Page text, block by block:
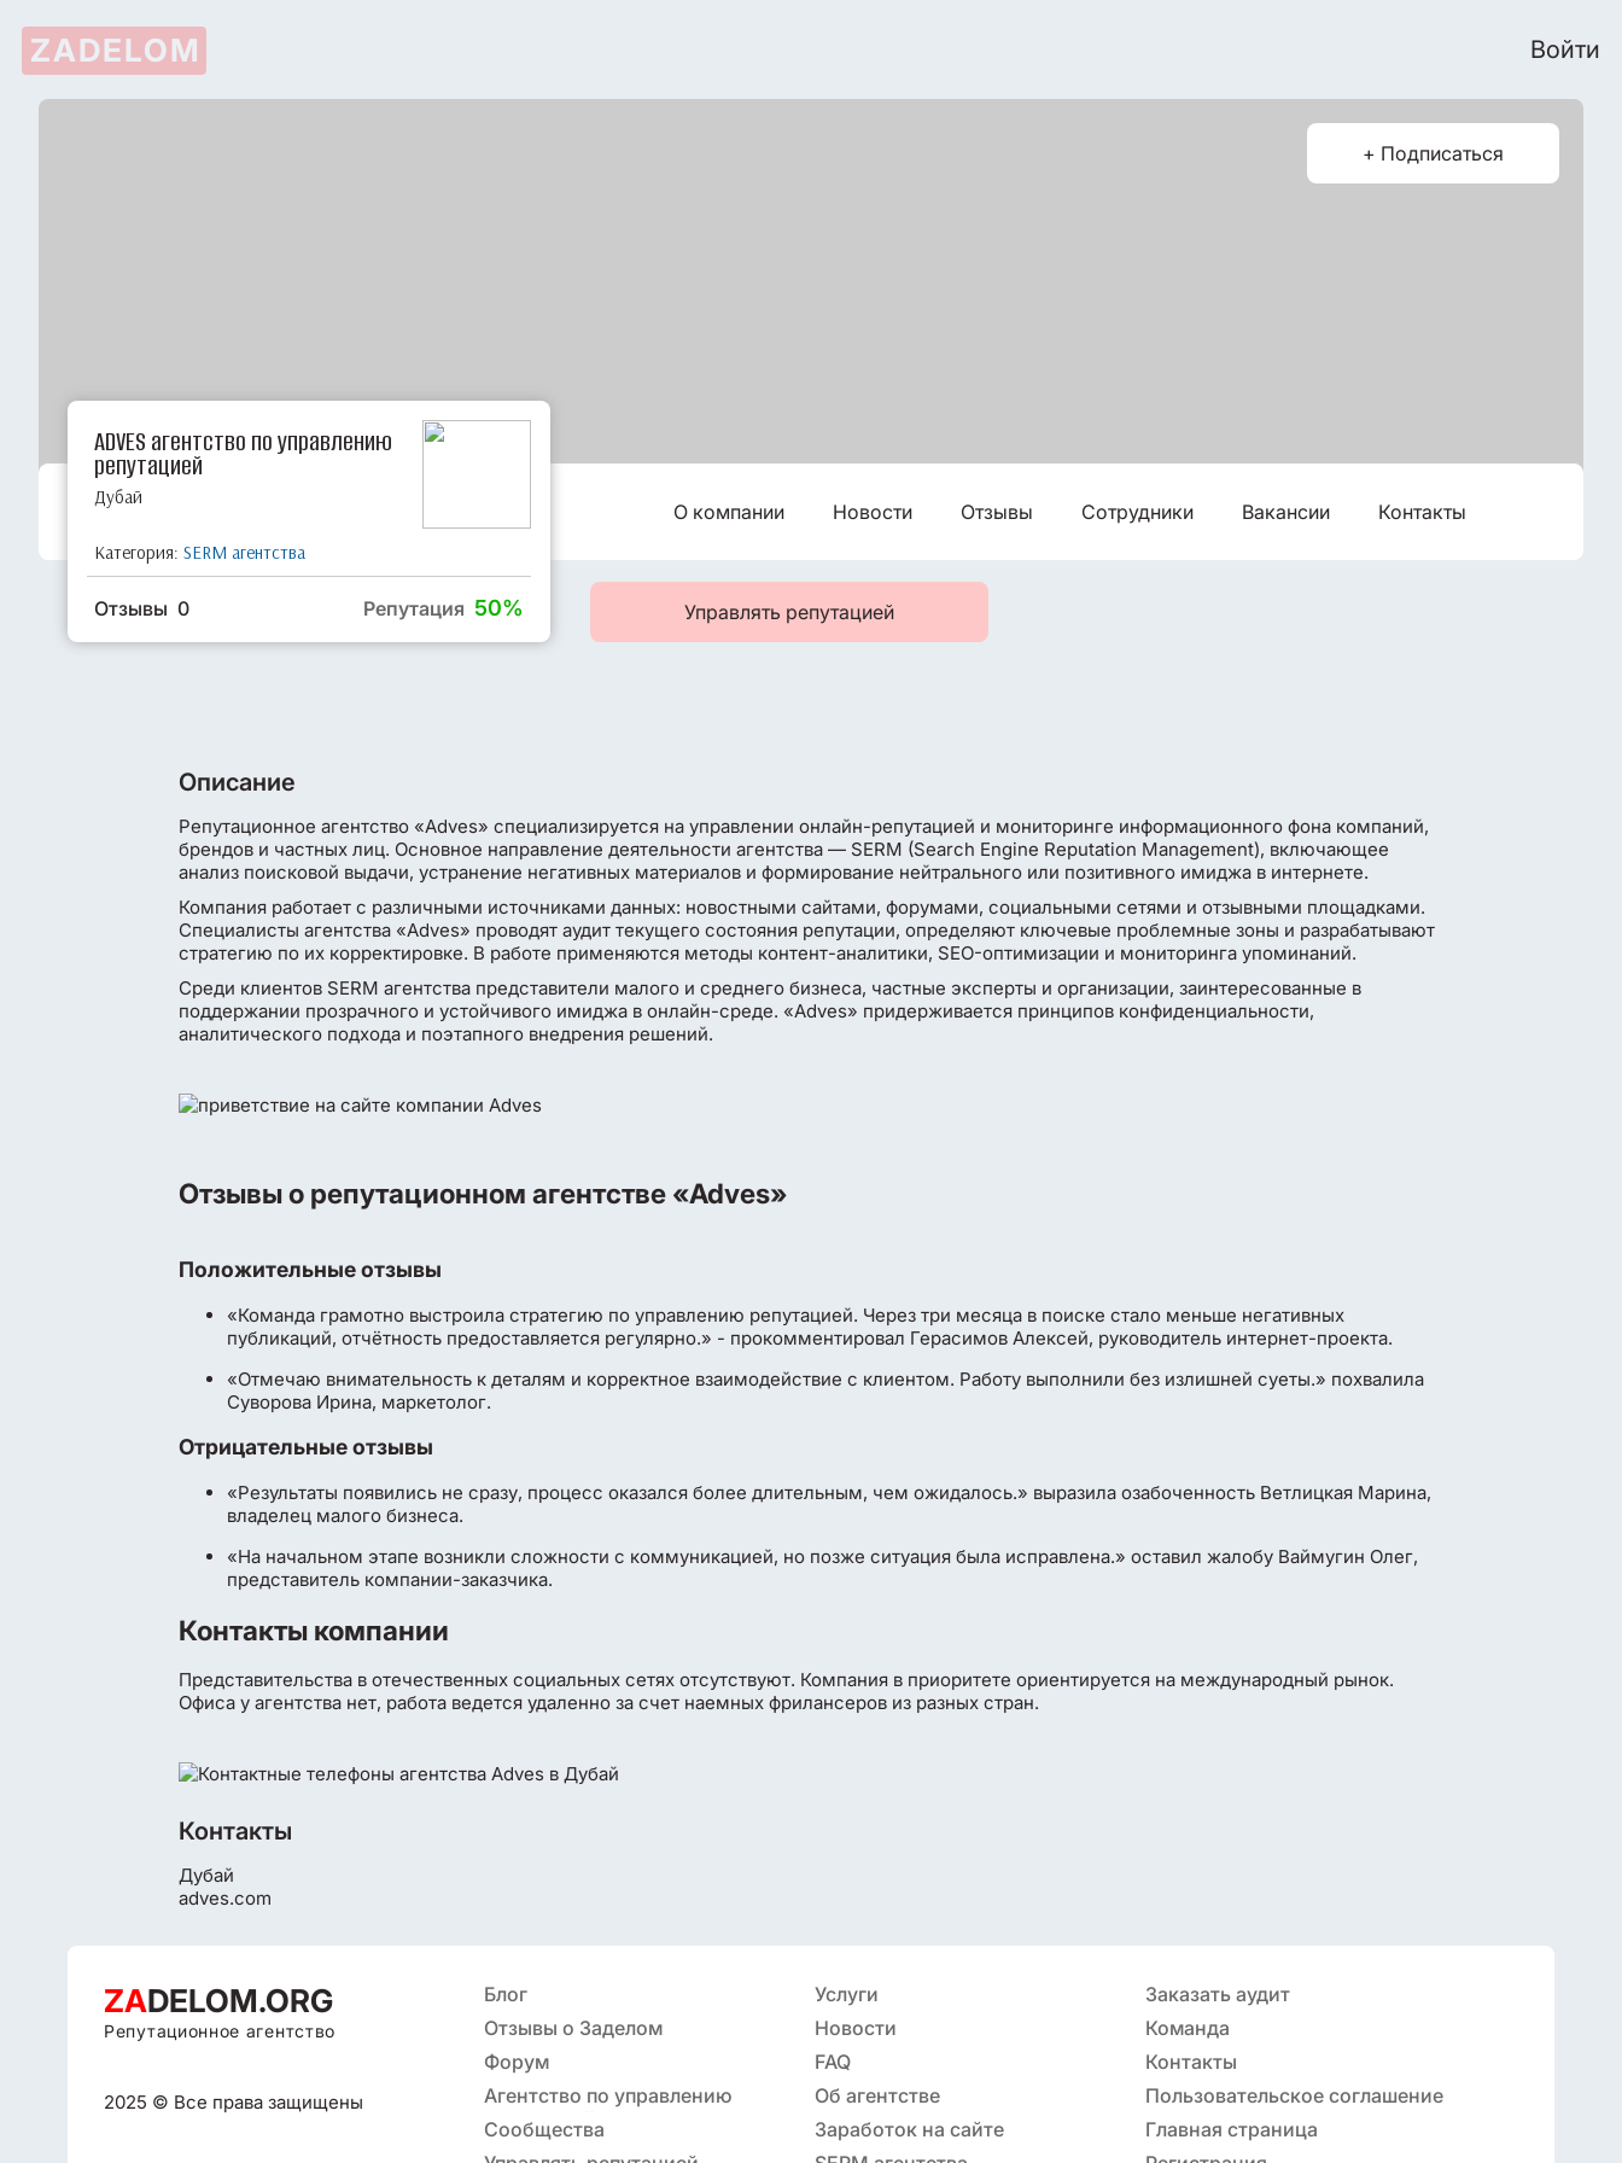
ZADELOM Войти
+ Подписаться
ADVES агентство по управлению
репутацией
Дубай
Категория: SERM агентства
Репутация 50%
Отзывы 0
О компании Новости Отзывы Сотрудники Вакансии Контакты
Управлять репутацией
Описание
Репутационное агентство «Adves» специализируется на управлении онлайн-репутацией и мониторинге информационного фона компаний,
брендов и частных лиц. Основное направление деятельности агентства — SERM (Search Engine Reputation Management), включающее
анализ поисковой выдачи, устранение негативных материалов и формирование нейтрального или позитивного имиджа в интернете.
Компания работает с различными источниками данных: новостными сайтами, форумами, социальными сетями и отзывными площадками.
Специалисты агентства «Adves» проводят аудит текущего состояния репутации, определяют ключевые проблемные зоны и разрабатывают
стратегию по их корректировке. В работе применяются методы контент-аналитики, SEO-оптимизации и мониторинга упоминаний.
Среди клиентов SERM агентства представители малого и среднего бизнеса, частные эксперты и организации, заинтересованные в
поддержании прозрачного и устойчивого имиджа в онлайн-среде. «Adves» придерживается принципов конфиденциальности,
аналитического подхода и поэтапного внедрения решений.
Отзывы о репутационном агентстве «Adves»
Положительные отзывы
«Команда грамотно выстроила стратегию по управлению репутацией. Через три месяца в поиске стало меньше негативных
публикаций, отчётность предоставляется регулярно.» - прокомментировал Герасимов Алексей, руководитель интернет-проекта.
«Отмечаю внимательность к деталям и корректное взаимодействие с клиентом. Работу выполнили без излишней суеты.» похвалила
Суворова Ирина, маркетолог.
Отрицательные отзывы
«Результаты появились не сразу, процесс оказался более длительным, чем ожидалось.» выразила озабоченность Ветлицкая Марина,
владелец малого бизнеса.
«На начальном этапе возникли сложности с коммуникацией, но позже ситуация была исправлена.» оставил жалобу Ваймугин Олег,
представитель компании-заказчика.
Контакты компании
Представительства в отечественных социальных сетях отсутствуют. Компания в приоритете ориентируется на международный рынок.
Офиса у агентства нет, работа ведется удаленно за счет наемных фрилансеров из разных стран.
Контакты
Дубай
adves.com
ZADELOM.ORG
Репутационное агентство
2025 © Все права защищены
Блог Услуги
Заказать аудит
Отзывы о Заделом
Новости
Команда
Форум
FAQ
Контакты
Агентство по управлению
репутацией
Об агентстве
Пользовательское соглашение
Сообщества
Заработок на сайте
Главная страница